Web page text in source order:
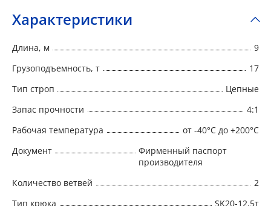
Характеристики
Длина, м
9
Грузоподъемность, т
17
Тип строп
Цепные
Запас прочности
4:1
Рабочая температура
от -40°C до +200°C
Документ
Фирменный паспорт
производителя
Количество ветвей
2
Тип крюка
SK20-12,5т